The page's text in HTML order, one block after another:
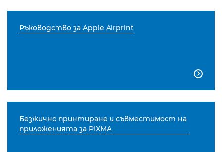
Ръководство за Apple Airprint

Безжично принтиране и съвместимост на
приложенията за PIXMA